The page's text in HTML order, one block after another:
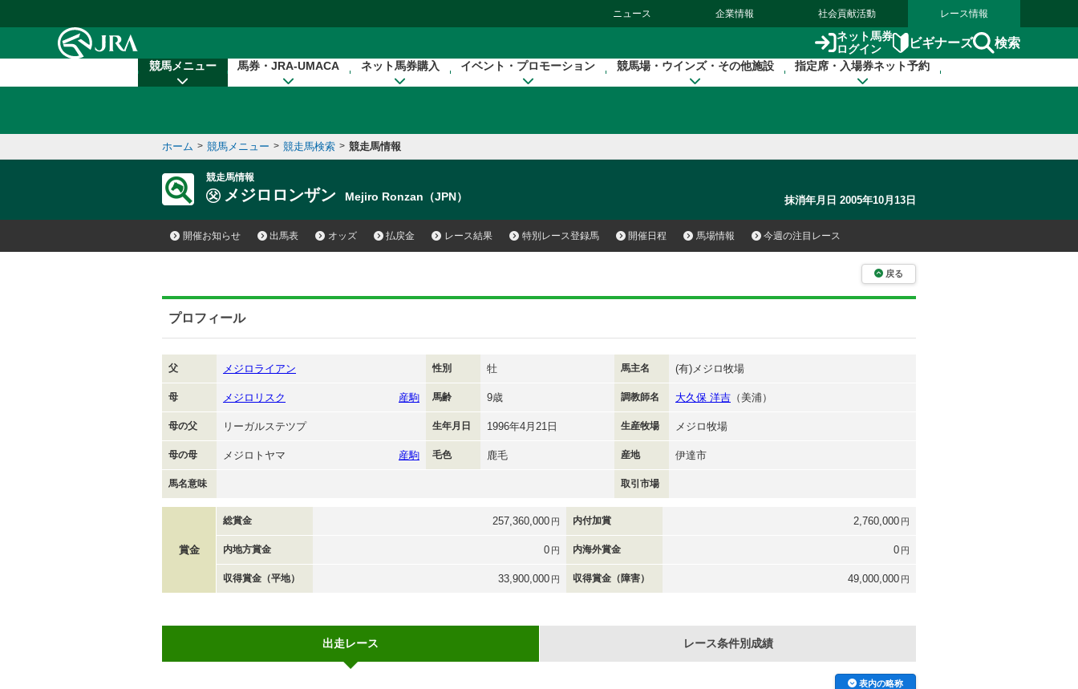
ニュース 企業情報 社会貢献活動 レース情報
ネット馬券
ログイン
ビギナーズ 検索
競馬メニュー 馬券・JRA-UMACA ネット馬券購入 イベント・プロモーション 競馬場・ウインズ・その他施設 指定席・入場券ネット予約
ホーム > 競馬メニュー > 競走馬検索 > 競走馬情報
競走馬情報
メジロロンザン Mejiro Ronzan（JPN） 抹消年月日 2005年10月13日
開催お知らせ 出馬表 オッズ 払戻金 レース結果 特別レース登録馬 開催日程 馬場情報 今週の注目レース
戻る
プロフィール
父 メジロライアン 性別 牡 馬主名 (有)メジロ牧場
母 メジロリスク 産駒 馬齢 9歳 調教師名 大久保 洋吉 （美浦）
母の父 リーガルステツプ 生年月日 1996年4月21日 生産牧場 メジロ牧場
母の母 メジロトヤマ 産駒 毛色 鹿毛 産地 伊達市
馬名意味 取引市場
賞金
総賞金 257,360,000 円 内付加賞 2,760,000 円
内地方賞金 0 円 内海外賞金 0 円
収得賞金（平地） 33,900,000 円 収得賞金（障害） 49,000,000 円
出走レース レース条件別成績
表内の略称